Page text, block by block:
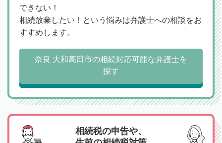
できない！
相続放棄したい！という悩みは弁護士への相談をお
すすめします。
奈良 大和高田市の相続対応可能な弁護士を
探す
相続税の申告や、